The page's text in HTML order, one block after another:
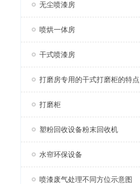
无尘喷漆房
喷烘一体房
干式喷漆房
打磨房专用的干式打磨柜的特点
打磨柜
塑粉回收设备粉末回收机
水帘环保设备
喷漆废气处理不同方位示意图